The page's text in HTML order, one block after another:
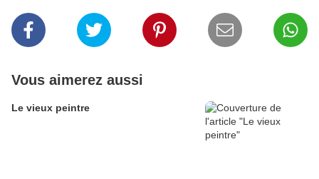
Vous aimerez aussi
Le vieux peintre